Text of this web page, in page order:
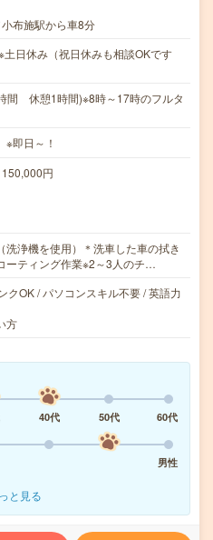
布施駅から車8分
日休み（祝日休みも相談OKです
間 休憩1時間)※8時～17時のフルタ
即日～！
円
洗浄機を使用）＊洗車した車の拭き
ーティング作業※2～3人のチ…
クOK / パソコンスキル不要 / 英語力
方
40代 50代
60代
男性
と見る